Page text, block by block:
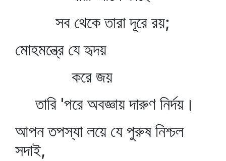
সব থেকে তারা দূরে রয়;
মোহমন্ত্রে যে হৃদয়
করে জয়
তারি 'পরে অবজ্ঞায় দারুণ নির্দয়।
আপন তপস্যা লয়ে যে পুরুষ নিশ্চল
সদাই,